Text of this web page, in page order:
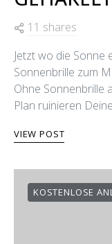
11 shares
Jetzt wo die Sonne
Sonnenbrille zum
Ohne Sonnenbrille
Plan ruinieren
VIEW POST
KOSTENLOSE